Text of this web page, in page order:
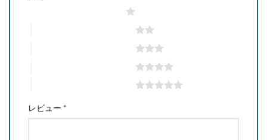
レビュー *